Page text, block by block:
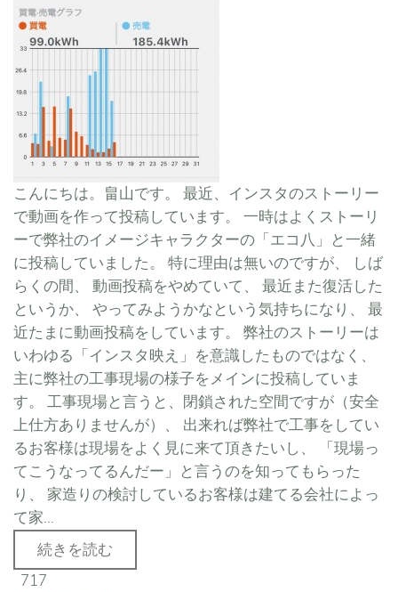
こんにちは。畠山です。 最近、インスタのストーリー
で動画を作って投稿しています。 一時はよくストーリ
ーで弊社のイメージキャラクターの「エコ八」と一緒
に投稿していました。 特に理由は無いのですが、 しば
らくの間、 動画投稿をやめていて、 最近また復活した
というか、 やってみようかなという気持ちになり、 最
近たまに動画投稿をしています。 弊社のストーリーは
いわゆる「インスタ映え」を意識したものではなく、
主に弊社の工事現場の様子をメインに投稿していま
す。 工事現場と言うと、閉鎖された空間ですが（安全
上仕方ありませんが）、 出来れば弊社で工事をしてい
るお客様は現場をよく見に来て頂きたいし、 「現場っ
てこうなってるんだー」と言うのを知ってもらった
り、 家造りの検討しているお客様は建てる会社によっ
て家...
続きを読む
717